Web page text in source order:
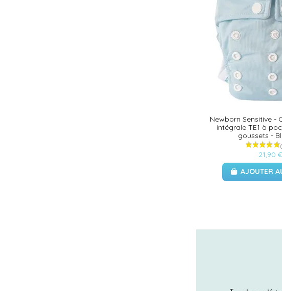
Newborn Sensitive -
intégrale TE1 à
goussets -
21,90 €
AJOUTER